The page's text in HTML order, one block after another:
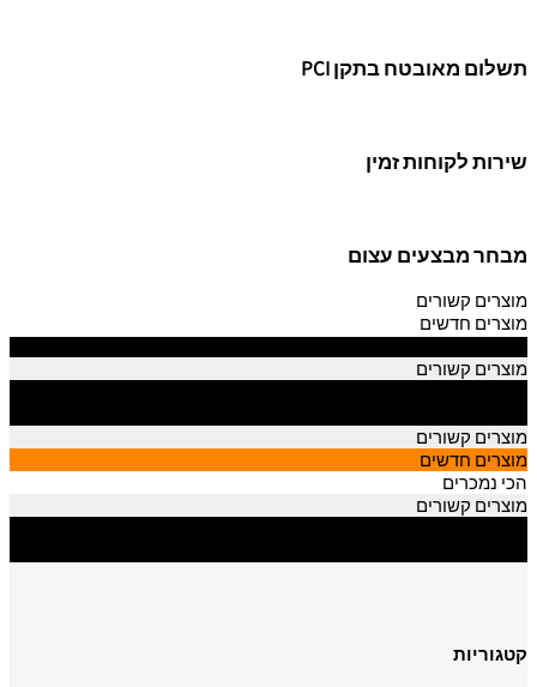
תשלום מאובטח בתקן PCI
שירות לקוחות זמין
מבחר מבצעים עצום
מוצרים קשורים
מוצרים חדשים
מוצרים קשורים
מוצרים קשורים
מוצרים חדשים
הכי נמכרים
מוצרים קשורים
קטגוריות